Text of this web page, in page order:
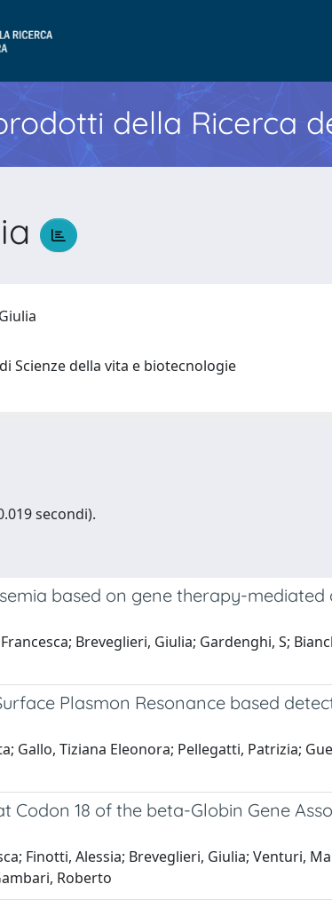
della Ricerca
Scienze della vita e biotecnologie
secondi).
based on gene therapy-
Breveglieri, Giulia; Gardenghi, S;
Plasmon Resonance based
Gallo, Tiziana Eleonora; Pellegatti, Patrizia;
Codon 18 of the beta-Globin Gene
Finotti, Alessia; Breveglieri, Giulia; Venturi,
Roberto